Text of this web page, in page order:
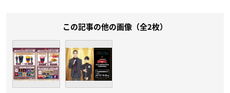
この記事の他の画像（全2枚）